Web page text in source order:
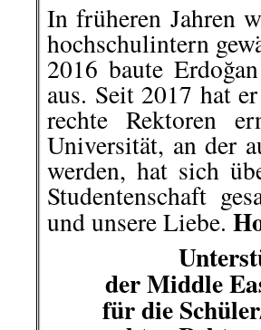
In früheren Jahren
hochschulintern
2016 baute
aus. Seit 2017 hat
rechte Rektoren
Universität, an der
werden, hat sich
Studentenschaft
und unsere Liebe.
derMiddle
für die